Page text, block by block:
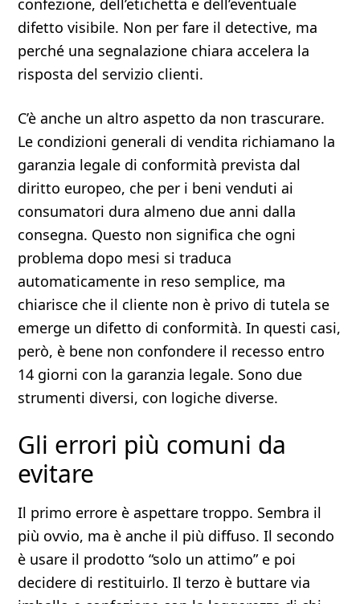
confezione, dell’etichetta e dell’eventuale
difetto visibile. Non per fare il detective, ma
perché una segnalazione chiara accelera la
risposta del servizio clienti.
C’è anche un altro aspetto da non trascurare.
Le condizioni generali di vendita richiamano la
garanzia legale di conformità prevista dal
diritto europeo, che per i beni venduti ai
consumatori dura almeno due anni dalla
consegna. Questo non significa che ogni
problema dopo mesi si traduca
automaticamente in reso semplice, ma
chiarisce che il cliente non è privo di tutela se
emerge un difetto di conformità. In questi casi,
però, è bene non confondere il recesso entro
14 giorni con la garanzia legale. Sono due
strumenti diversi, con logiche diverse.
Gli errori più comuni da
evitare
Il primo errore è aspettare troppo. Sembra il
più ovvio, ma è anche il più diffuso. Il secondo
è usare il prodotto “solo un attimo” e poi
decidere di restituirlo. Il terzo è buttare via